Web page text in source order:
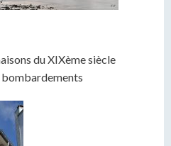
du XIXème siècle